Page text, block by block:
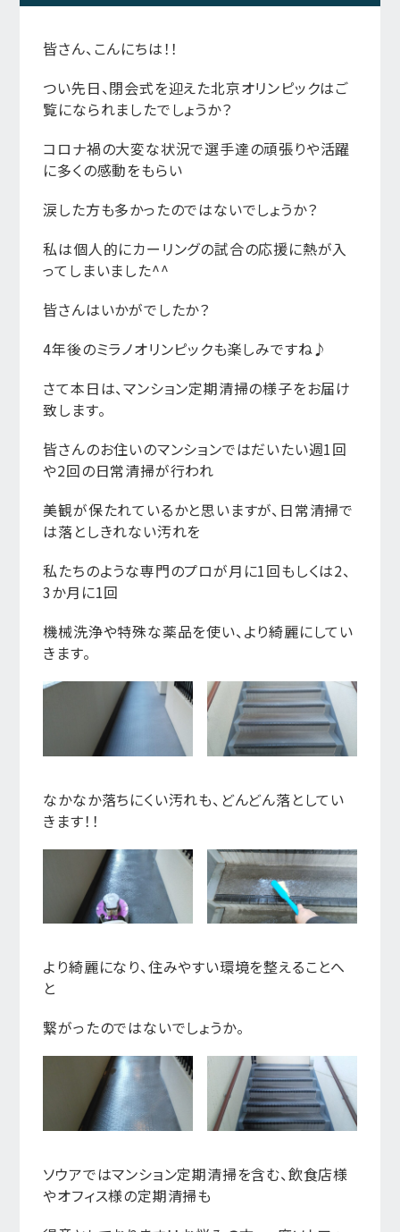
皆さん、こんにちは！！
つい先日、閉会式を迎えた北京オリンピックはご
覧になられましたでしょうか？
コロナ禍の大変な状況で選手達の頑張りや活躍
に多くの感動をもらい
涙した方も多かったのではないでしょうか？
私は個人的にカーリングの試合の応援に熱が入
ってしまいました^^
皆さんはいかがでしたか？
4年後のミラノオリンピックも楽しみですね♪
さて本日は、マンション定期清掃の様子をお届け
致します。
皆さんのお住いのマンションではだいたい週1回
や2回の日常清掃が行われ
美観が保たれているかと思いますが、日常清掃で
は落としきれない汚れを
私たちのような専門のプロが月に1回もしくは2、
3か月に1回
機械洗浄や特殊な薬品を使い、より綺麗にしてい
きます。
なかなか落ちにくい汚れも、どんどん落としてい
きます！！
より綺麗になり、住みやすい環境を整えることへ
と
繋がったのではないでしょうか。
ソウアではマンション定期清掃を含む、飲食店様
やオフィス様の定期清掃も